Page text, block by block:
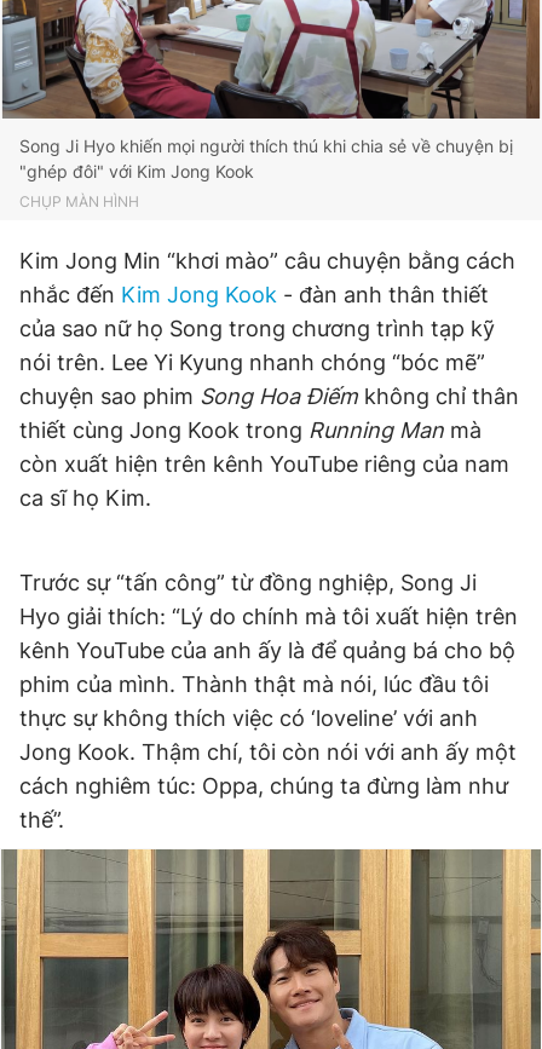
Giấy phép xuất bản số 110/GP - BTTTT cấp ngày 24.3.2020
© 2003-2026 Bản quyền thuộc về Báo Thanh Niên. Cấm sao
chép dưới mọi hình thức nếu không có sự chấp thuận bằng văn
bản. Phát triển bởi ePi Technologies, JSC.
Song Ji Hyo khiến mọi người thích thú khi chia sẻ về chuyện bị
"ghép đôi" với Kim Jong Kook
CHỤP MÀN HÌNH
Kim Jong Min “khơi mào” câu chuyện bằng cách
nhắc đến Kim Jong Kook - đàn anh thân thiết
của sao nữ họ Song trong chương trình tạp kỹ
nói trên. Lee Yi Kyung nhanh chóng “bóc mẽ”
chuyện sao phim Song Hoa Điếm không chỉ thân
thiết cùng Jong Kook trong Running Man mà
còn xuất hiện trên kênh YouTube riêng của nam
ca sĩ họ Kim.
Trước sự “tấn công” từ đồng nghiệp, Song Ji
Hyo giải thích: “Lý do chính mà tôi xuất hiện trên
kênh YouTube của anh ấy là để quảng bá cho bộ
phim của mình. Thành thật mà nói, lúc đầu tôi
thực sự không thích việc có ‘loveline’ với anh
Jong Kook. Thậm chí, tôi còn nói với anh ấy một
cách nghiêm túc: Oppa, chúng ta đừng làm như
thế”.